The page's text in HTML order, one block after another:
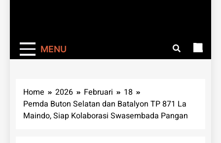
MENU
Home 2026 Februari
18
Pemda Buton Selatan dan Batalyon TP 871 La
Maindo, Siap Kolaborasi Swasembada Pangan